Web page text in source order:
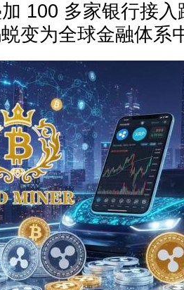
100 多家银行接
变为全球金融体系